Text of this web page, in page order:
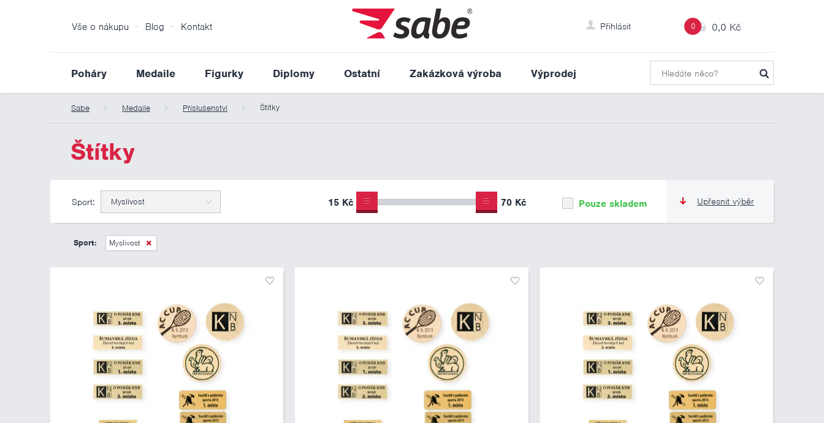
0 0,0 Kč
Přihlásit
Vše o nákupu Blog Kontakt
Poháry Medaile Figurky Diplomy Ostatní Zakázková výroba Výprodej
Sabe Medaile Příslušenství Štítky
Štítky
Upřesnit výběr
Sport: Myslivost Pouze skladem
15 Kč 70 Kč
Sport: Myslivost